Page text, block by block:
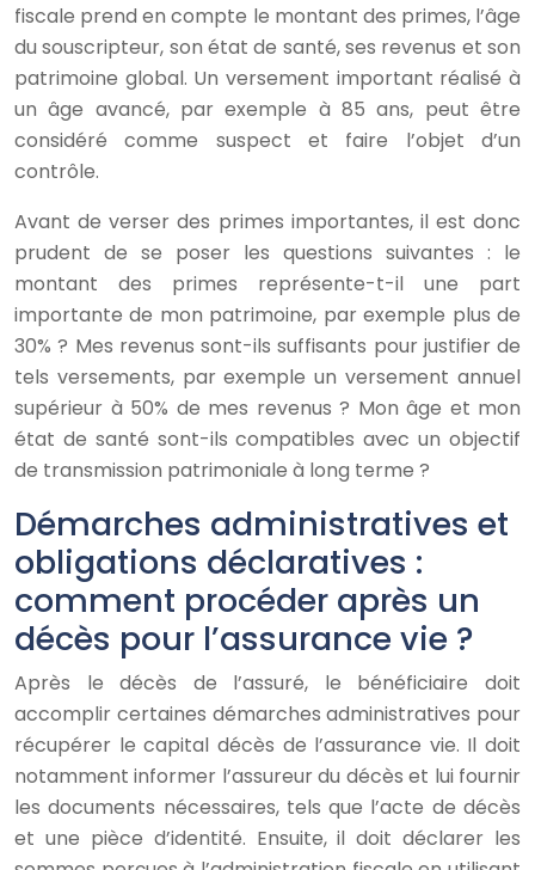
fiscale prend en compte le montant des primes, l’âge
du souscripteur, son état de santé, ses revenus et son
patrimoine global. Un versement important réalisé à
un âge avancé, par exemple à 85 ans, peut être
considéré comme suspect et faire l’objet d’un
contrôle.
Avant de verser des primes importantes, il est donc
prudent de se poser les questions suivantes : le
montant des primes représente-t-il une part
importante de mon patrimoine, par exemple plus de
30% ? Mes revenus sont-ils suffisants pour justifier de
tels versements, par exemple un versement annuel
supérieur à 50% de mes revenus ? Mon âge et mon
état de santé sont-ils compatibles avec un objectif
de transmission patrimoniale à long terme ?
Démarches administratives et
obligations déclaratives :
comment procéder après un
décès pour l’assurance vie ?
Après le décès de l’assuré, le bénéficiaire doit
accomplir certaines démarches administratives pour
récupérer le capital décès de l’assurance vie. Il doit
notamment informer l’assureur du décès et lui fournir
les documents nécessaires, tels que l’acte de décès
et une pièce d’identité. Ensuite, il doit déclarer les